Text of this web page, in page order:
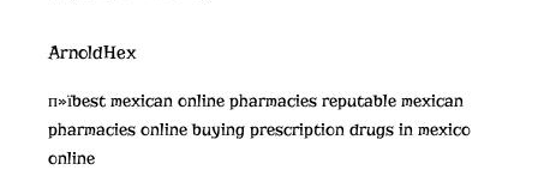
ArnoldHex
п»їbest mexican online pharmacies reputable mexican
pharmacies onlinebuying prescription drugs in mexico
online